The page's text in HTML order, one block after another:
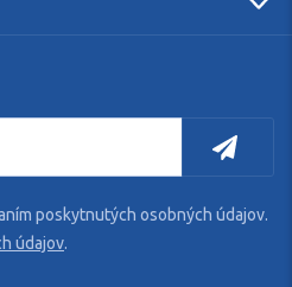
poskytnutých osobných údajov.
údajov.